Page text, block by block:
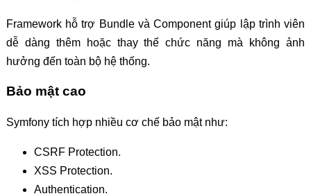
Framework hỗ trợ Bundle và Component giúp lập trình viên
dễ dàng thêm hoặc thay thế chức năng mà không ảnh
hưởng đến toàn bộ hệ thống.
Bảo mật cao
Symfony tích hợp nhiều cơ chế bảo mật như:
CSRF Protection.
XSS Protection.
Authentication.